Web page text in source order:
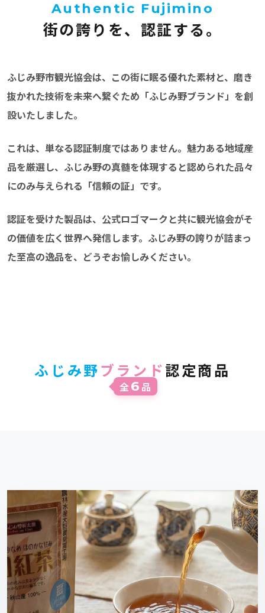
Authentic Fujimino
街の誇りを、認証する。
ふじみ野市観光協会は、この街に眠る優れた素材と、磨き
抜かれた技術を未来へ繋ぐため「ふじみ野ブランド」を創
設いたしました。
これは、単なる認証制度ではありません。魅力ある地域産
品を厳選し、ふじみ野の真髄を体現すると認められた品々
にのみ与えられる「信頼の証」です。
認証を受けた製品は、公式ロゴマークと共に観光協会がそ
の価値を広く世界へ発信します。ふじみ野の誇りが詰まっ
た至高の逸品を、どうぞお愉しみください。
ふじみ野 ブランド 認定商品
全 6 品